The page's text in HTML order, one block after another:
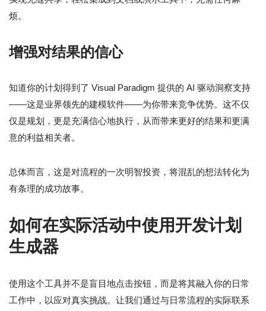
烦。
增强对结果的信心
知道你的计划得到了 Visual Paradigm 提供的 AI 驱动洞察支持
——这是业界领先的建模软件——为你带来竞争优势。这不仅
仅是规划，更是充满信心地执行，从而带来更好的结果和更满
意的利益相关者。
总体而言，这是对流程的一次明智投资，将混乱的想法转化为
有条理的成功故事。
如何在实际活动中使用开发计划
生成器
使用这个工具并不是盲目地点击按钮，而是将其融入你的日常
工作中，以应对真实挑战。让我们通过与日常流程的实际联系